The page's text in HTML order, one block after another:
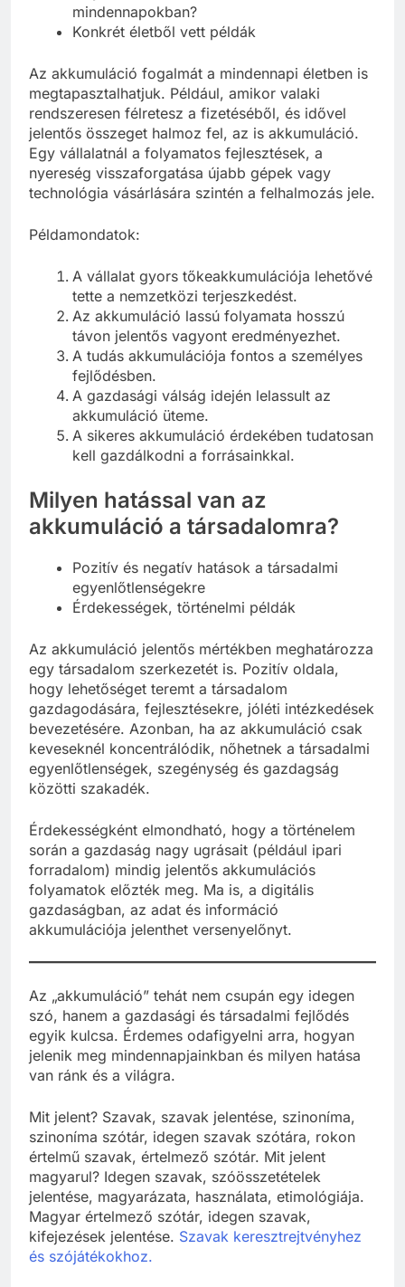
mindennapokban?
Konkrét életből vett példák
Az akkumuláció fogalmát a mindennapi életben is
megtapasztalhatjuk. Például, amikor valaki
rendszeresen félretesz a fizetéséből, és idővel
jelentős összeget halmoz fel, az is akkumuláció.
Egy vállalatnál a folyamatos fejlesztések, a
nyereség visszaforgatása újabb gépek vagy
technológia vásárlására szintén a felhalmozás jele.
Példamondatok:
A vállalat gyors tőkeakkumulációja lehetővé
tette a nemzetközi terjeszkedést.
Az akkumuláció lassú folyamata hosszú
távon jelentős vagyont eredményezhet.
A tudás akkumulációja fontos a személyes
fejlődésben.
A gazdasági válság idején lelassult az
akkumuláció üteme.
A sikeres akkumuláció érdekében tudatosan
kell gazdálkodni a forrásainkkal.
Milyen hatással van az
akkumuláció a társadalomra?
Pozitív és negatív hatások a társadalmi
egyenlőtlenségekre
Érdekességek, történelmi példák
Az akkumuláció jelentős mértékben meghatározza
egy társadalom szerkezetét is. Pozitív oldala,
hogy lehetőséget teremt a társadalom
gazdagodására, fejlesztésekre, jóléti intézkedések
bevezetésére. Azonban, ha az akkumuláció csak
keveseknél koncentrálódik, nőhetnek a társadalmi
egyenlőtlenségek, szegénység és gazdagság
közötti szakadék.
Érdekességként elmondható, hogy a történelem
során a gazdaság nagy ugrásait (például ipari
forradalom) mindig jelentős akkumulációs
folyamatok előzték meg. Ma is, a digitális
gazdaságban, az adat és információ
akkumulációja jelenthet versenyelőnyt.
Az „akkumuláció” tehát nem csupán egy idegen
szó, hanem a gazdasági és társadalmi fejlődés
egyik kulcsa. Érdemes odafigyelni arra, hogyan
jelenik meg mindennapjainkban és milyen hatása
van ránk és a világra.
Mit jelent? Szavak, szavak jelentése, szinoníma,
szinoníma szótár, idegen szavak szótára, rokon
értelmű szavak, értelmező szótár. Mit jelent
magyarul? Idegen szavak, szóösszetételek
jelentése, magyarázata, használata, etimológiája.
Magyar értelmező szótár, idegen szavak,
kifejezések jelentése. Szavak keresztrejtvényhez
és szójátékokhoz.